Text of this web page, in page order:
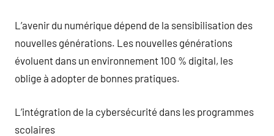
L’avenir du numérique dépend de la sensibilisation des
nouvelles générations. Les nouvelles générations
évoluent dans un environnement 100 % digital, les
oblige à adopter de bonnes pratiques.
L’intégration de la cybersécurité dans les programmes
scolaires